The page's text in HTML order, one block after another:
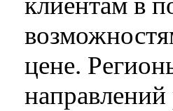
цене.